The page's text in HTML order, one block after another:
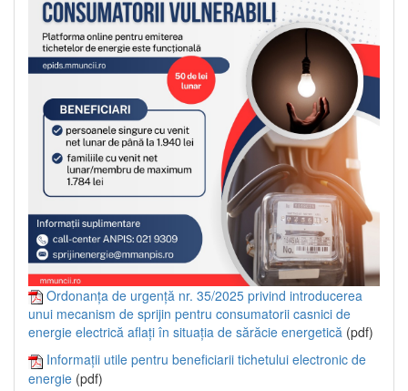
Ordonanța de urgență nr. 35/2025 privind introducerea
unui mecanism de sprijin pentru consumatorii casnici de
energie electrică aflați în situația de sărăcie energetică (pdf)
Informații utile pentru beneficiarii tichetului electronic de
energie (pdf)